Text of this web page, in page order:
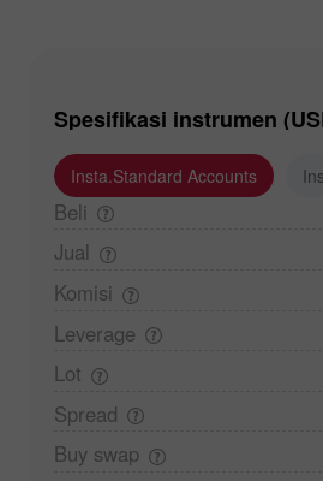
Spesifikasi instrumen
Insta.Standard Accounts
Beli
Jual
Komisi
Leverage
Lot
Spread
Buy swap